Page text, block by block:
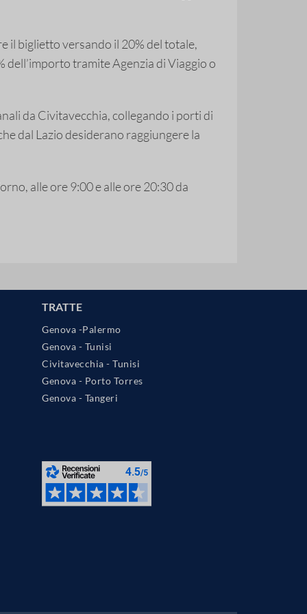
il biglietto versando il 20% del totale,
dell’importo tramite Agenzia di Viaggio o
da Civitavecchia, collegando i porti di
dal Lazio desiderano raggiungere la
alle ore 9:00 e alle ore 20:30 da
TRATTE
Genova -Palermo
Genova - Tunisi
Civitavecchia - Tunisi
Genova - Porto Torres
Genova - Tangeri